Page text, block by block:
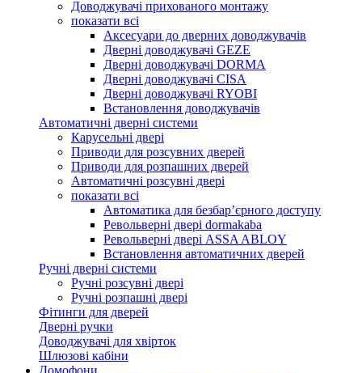
Доводжувачі прихованого монтажу
показати всі
Аксесуари до дверних доводжувачів
Дверні доводжувачі GEZE
Дверні доводжувачі DORMA
Дверні доводжувачі CISA
Дверні доводжувачі RYOBI
Встановлення доводжувачів
Автоматичні дверні системи
Карусельні двері
Приводи для розсувних дверей
Приводи для розпашних дверей
Автоматичні розсувні двері
показати всі
Автоматика для безбар’єрного доступу
Револьверні двері dormakaba
Револьверні двері ASSA ABLOY
Встановлення автоматичних дверей
Ручні дверні системи
Ручні розсувні двері
Ручні розпашні двері
Фітинги для дверей
Дверні ручки
Доводжувачі для хвірток
Шлюзові кабіни
Домофони